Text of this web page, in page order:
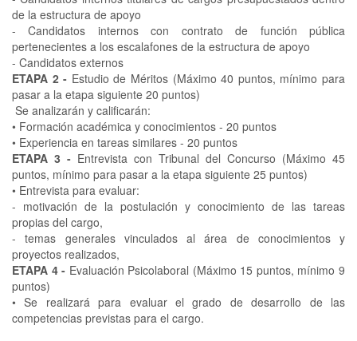
de la estructura de apoyo
-
Candidatos internos con contrato de función pública
pertenecientes a los escalafones de la estructura de apoyo
- Candidatos externos
ETAPA 2 - Estudio de Méritos (Máximo 40 puntos, mínimo para
pasar a la etapa siguiente 20 puntos)
Se analizarán y calificarán:
• Formación académica y conocimientos - 20 puntos
• Experiencia en tareas similares - 20 puntos
ETAPA 3 - Entrevista con Tribunal del Concurso (Máximo 45
puntos, mínimo para pasar a la etapa siguiente 25 puntos)
• Entrevista para evaluar:
- motivación de la postulación y conocimiento de las tareas
propias del cargo,
-
temas generales vinculados al área de conocimientos y
proyectos realizados,
ETAPA 4 - Evaluación Psicolaboral (Máximo 15 puntos, mínimo 9
puntos)
• Se realizará para evaluar el grado de desarrollo de las
competencias previstas para el cargo.